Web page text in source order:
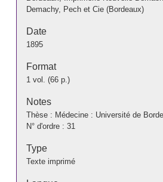
Demachy, Pech et Cie (Bordeaux)
Date
1895
Format
1 vol. (66 p.)
Notes
Thèse : Médecine : Université de
N° d'ordre : 31
Type
Texte imprimé